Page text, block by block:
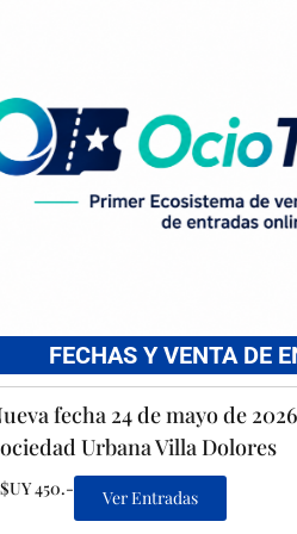
FECHAS Y VENTA DE
fecha 24 de mayo de
Urbana Villa Dolores
$UY 450.- Ver Entradas